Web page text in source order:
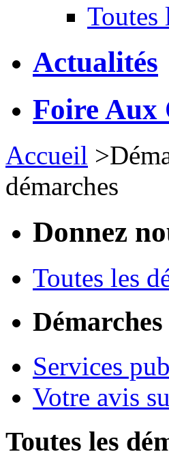
Toutes
Actualités
Foire Aux
Accueil >
démarches
Donnez
Toutes les
Services
Votre avis
Toutes les